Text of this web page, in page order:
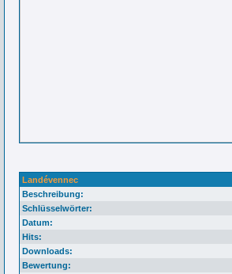
Landévennec
Beschreibung:
Schlüsselwörter:
Datum:
Hits:
Downloads:
Bewertung: